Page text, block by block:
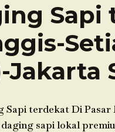
Sapi
Jakarta
Sapi terdekat Di
sapi lokal